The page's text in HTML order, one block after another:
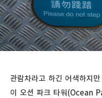
관람차라고 하긴 어색하지
이 오션 파크 타워(Ocean